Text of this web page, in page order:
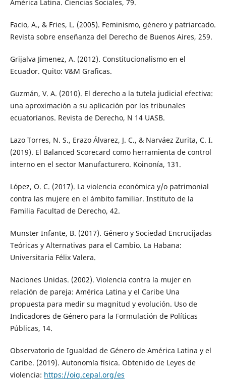
América Latina. Ciencias Sociales, 79.
Facio, A., & Fries, L. (2005). Feminismo, género y patriarcado.
Revista sobre enseñanza del Derecho de Buenos Aires, 259.
Grijalva Jimenez, A. (2012). Constitucionalismo en el
Ecuador. Quito: V&M Graficas.
Guzmán, V. A. (2010). El derecho a la tutela judicial efectiva:
una aproximación a su aplicación por los tribunales
ecuatorianos. Revista de Derecho, N 14 UASB.
Lazo Torres, N. S., Erazo Álvarez, J. C., & Narváez Zurita, C. I.
(2019). El Balanced Scorecard como herramienta de control
interno en el sector Manufacturero. Koinonía, 131.
López, O. C. (2017). La violencia económica y/o patrimonial
contra las mujere en el ámbito familiar. Instituto de la
Familia Facultad de Derecho, 42.
Munster Infante, B. (2017). Género y Sociedad Encrucijadas
Teóricas y Alternativas para el Cambio. La Habana:
Universitaria Félix Valera.
Naciones Unidas. (2002). Violencia contra la mujer en
relación de pareja: América Latina y el Caribe Una
propuesta para medir su magnitud y evolución. Uso de
Indicadores de Género para la Formulación de Políticas
Públicas, 14.
Observatorio de Igualdad de Género de América Latina y el
Caribe. (2019). Autonomía física. Obtenido de Leyes de
violencia: https://oig.cepal.org/es